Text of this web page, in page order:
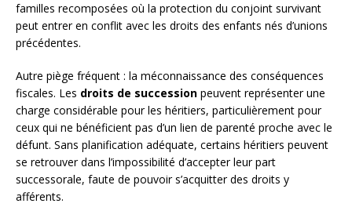
familles recomposées où la protection du conjoint survivant
peut entrer en conflit avec les droits des enfants nés d’unions
précédentes.
Autre piège fréquent : la méconnaissance des conséquences
fiscales. Les droits de succession peuvent représenter une
charge considérable pour les héritiers, particulièrement pour
ceux qui ne bénéficient pas d’un lien de parenté proche avec le
défunt. Sans planification adéquate, certains héritiers peuvent
se retrouver dans l’impossibilité d’accepter leur part
successorale, faute de pouvoir s’acquitter des droits y
afférents.